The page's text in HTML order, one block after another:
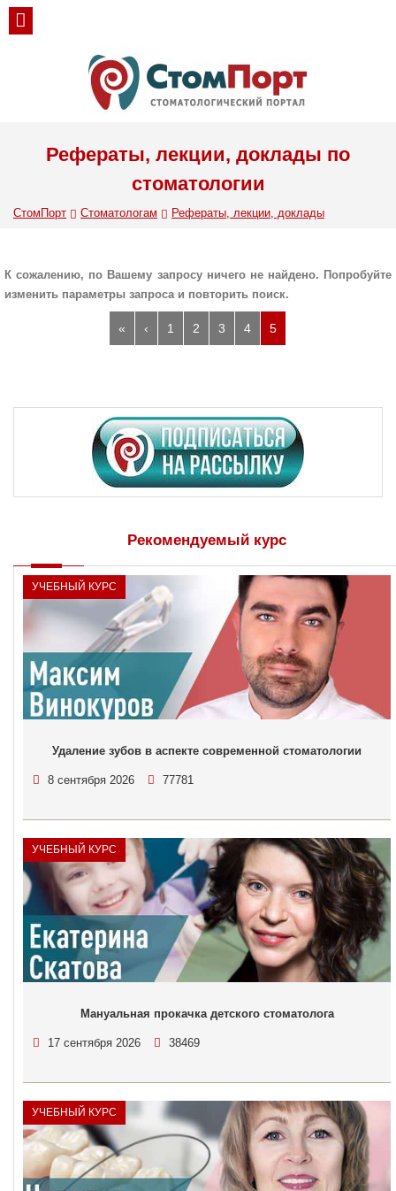
Рефераты, лекции, доклады по
стоматологии
СтомПорт Стоматологам Рефераты, лекции, доклады
К сожалению, по Вашему запросу ничего не найдено. Попробуйте
изменить параметры запроса и повторить поиск.
« ‹ 1 2 3 4 5
Рекомендуемый курс
УЧЕБНЫЙ КУРС
Удаление зубов в аспекте современной стоматологии
8 сентября 2026 77781
УЧЕБНЫЙ КУРС
Мануальная прокачка детского стоматолога
17 сентября 2026 38469
УЧЕБНЫЙ КУРС